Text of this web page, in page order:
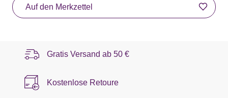
Auf den Merkzettel
Gratis Versand ab 50 €
Kostenlose Retoure